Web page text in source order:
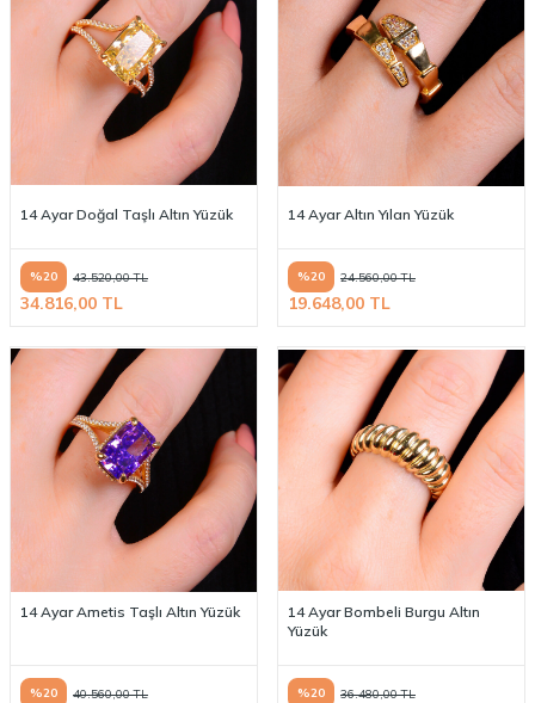
14 Ayar Doğal Taşlı Altın Yüzük
%20 43.520,00TL
34.816,00 TL
14 Ayar Altın Yılan Yüzük
%20 24.560,00TL
19.648,00 TL
14 Ayar Ametis Taşlı Altın Yüzük
%20 40.560,00TL
14 Ayar Bombeli Burgu Altın
Yüzük
%20 36.480,00TL